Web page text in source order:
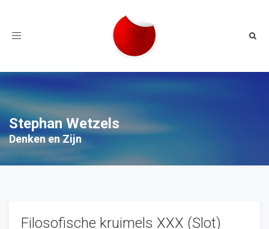
Toggle
Stephan Wetzels
Denken en Zijn
Filosofische kruimels XXX (Slot)